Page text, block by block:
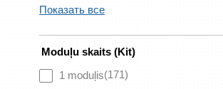
Показать все
Moduļu skaits (Kit)
1 moduļis(171)